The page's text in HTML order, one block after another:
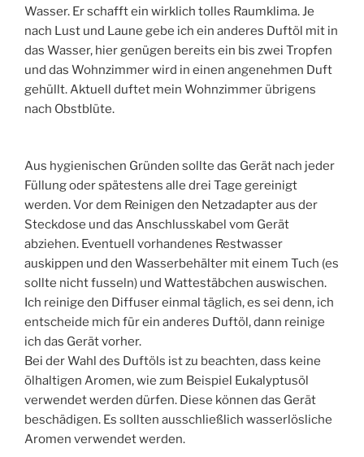
Wasser. Er schafft ein wirklich tolles Raumklima. Je
nach Lust und Laune gebe ich ein anderes Duftöl mit in
das Wasser, hier genügen bereits ein bis zwei Tropfen
und das Wohnzimmer wird in einen angenehmen Duft
gehüllt. Aktuell duftet mein Wohnzimmer übrigens
nach Obstblüte.
Aus hygienischen Gründen sollte das Gerät nach jeder
Füllung oder spätestens alle drei Tage gereinigt
werden. Vor dem Reinigen den Netzadapter aus der
Steckdose und das Anschlusskabel vom Gerät
abziehen. Eventuell vorhandenes Restwasser
auskippen und den Wasserbehälter mit einem Tuch (es
sollte nicht fusseln) und Wattestäbchen auswischen.
Ich reinige den Diffuser einmal täglich, es sei denn, ich
entscheide mich für ein anderes Duftöl, dann reinige
ich das Gerät vorher.
Bei der Wahl des Duftöls ist zu beachten, dass keine
ölhaltigen Aromen, wie zum Beispiel Eukalyptusöl
verwendet werden dürfen. Diese können das Gerät
beschädigen. Es sollten ausschließlich wasserlösliche
Aromen verwendet werden.